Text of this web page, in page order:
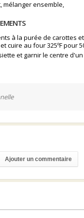
mélanger ensemble,
à la purée de carottes
cuire au four 325ºF pour
et garnir le centre
Ajouter un commentaire